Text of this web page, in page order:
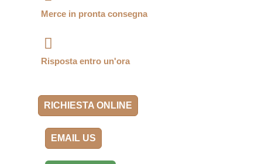
Merce in pronta consegna
Risposta entro un'ora
RICHIESTA ONLINE
EMAIL US